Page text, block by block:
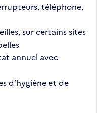
téléphone,
sur certains sites
annuel avec
d’hygiène et de